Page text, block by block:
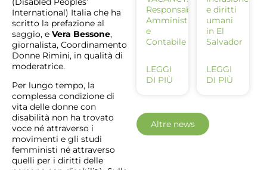
International) Italia che ha
scritto la prefazione al
saggio, e Vera Bessone,
giornalista, Coordinamento
Donne Rimini, in qualità di
moderatrice.
Per lungo tempo, la
complessa condizione di
vita delle donne con
disabilità non ha trovato
voce né attraverso i
movimenti e gli studi
femministi né attraverso
quelli per i diritti delle
Responsabile
Amministrativo
e
Contabile
LEGGI
DI PIÙ
e diritti
umani
in El
Salvador
LEGGI
DI PIÙ
Altre news